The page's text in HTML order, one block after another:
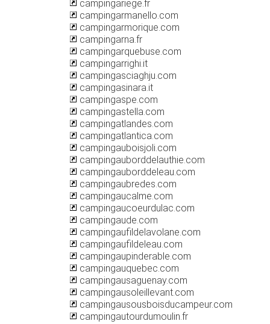
campingariege.fr
campingarmanello.com
campingarmorique.com
campingarna.fr
campingarquebuse.com
campingarrighi.it
campingasciaghju.com
campingasinara.it
campingaspe.com
campingastella.com
campingatlandes.com
campingatlantica.com
campingauboisjoli.com
campingauborddelauthie.com
campingauborddeleau.com
campingaubredes.com
campingaucalme.com
campingaucoeurdulac.com
campingaude.com
campingaufildelavolane.com
campingaufildeleau.com
campingaupinderable.com
campingauquebec.com
campingausaguenay.com
campingausoleillevant.com
campingausousboisducampeur.com
campingautourdumoulin.fr